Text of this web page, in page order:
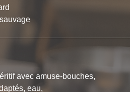
avec amuse-bouches,
eau,